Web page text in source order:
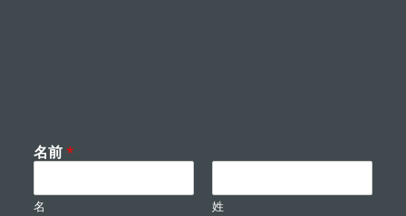
名前*
名 姓